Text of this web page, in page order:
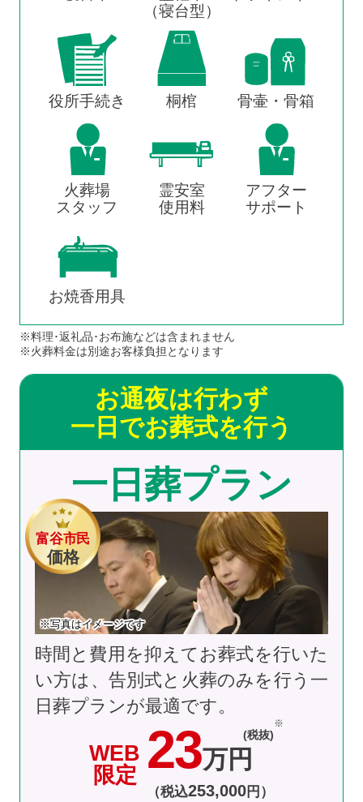
（寝台型）
役所手続き 桐棺 骨壷・骨箱
火葬場
スタッフ
霊安室
使用料
アフター
サポート
お焼香用具
※料理･返礼品･お布施などは含まれません
※火葬料金は別途お客様負担となります
富谷市民
価格
※写真はイメージです
お通夜は行わず
一日でお葬式を行う
一日葬プラン
WEB
限定 23万円
(税抜)
（税込253,000円）
時間と費用を抑えてお葬式を行いた
い方は、告別式と火葬のみを行う一
日葬プランが最適です。